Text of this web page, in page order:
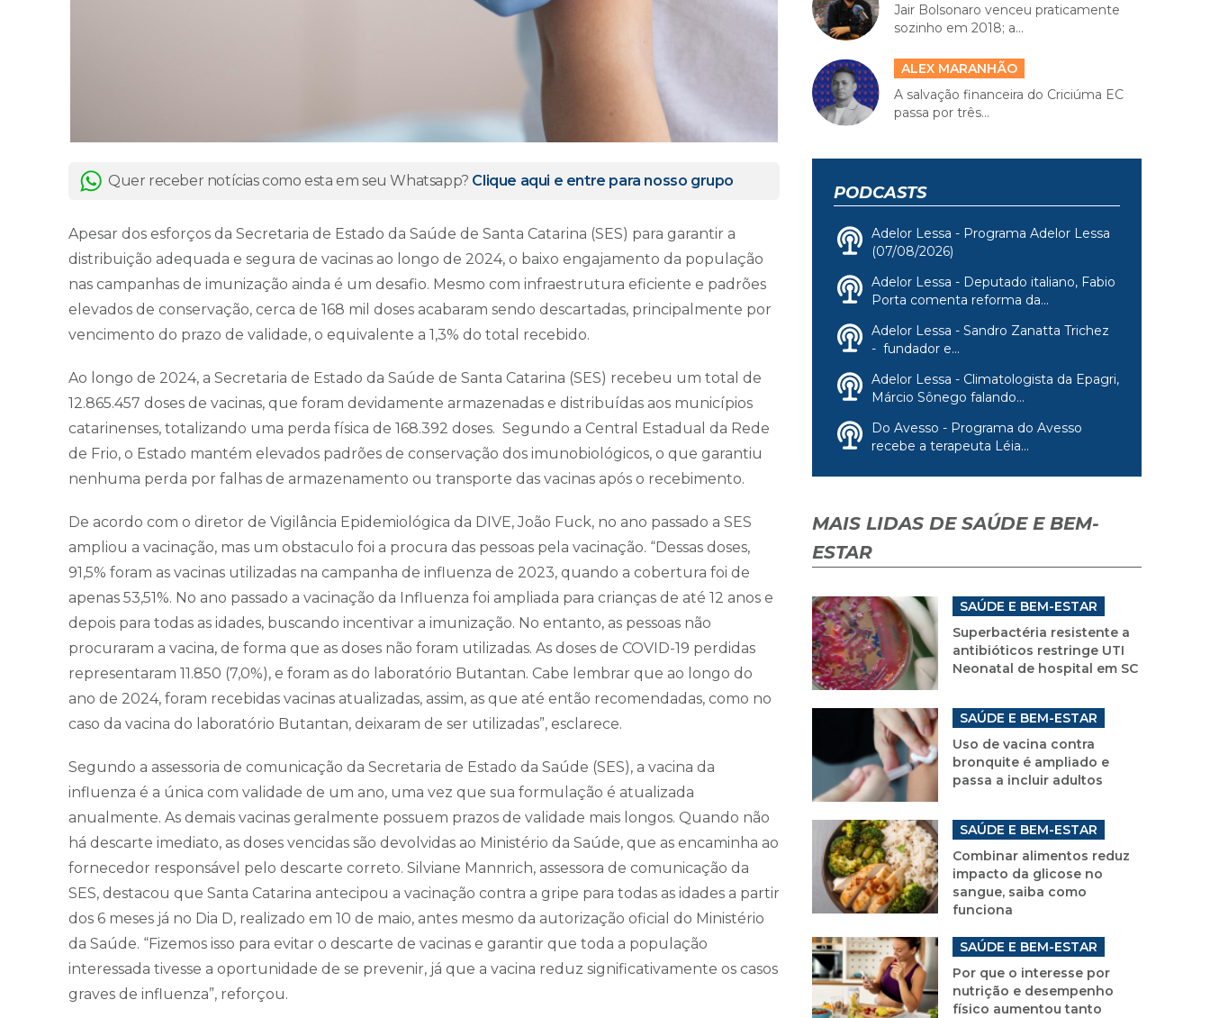
Quer receber notícias como esta em seu Whatsapp? Clique aqui e entre para nosso grupo
Apesar dos esforços da Secretaria de Estado da Saúde de Santa Catarina (SES) para garantir a
distribuição adequada e segura de vacinas ao longo de 2024, o baixo engajamento da população
nas campanhas de imunização ainda é um desafio. Mesmo com infraestrutura eficiente e padrões
elevados de conservação, cerca de 168 mil doses acabaram sendo descartadas, principalmente por
vencimento do prazo de validade, o equivalente a 1,3% do total recebido.
Ao longo de 2024, a Secretaria de Estado da Saúde de Santa Catarina (SES) recebeu um total de
12.865.457 doses de vacinas, que foram devidamente armazenadas e distribuídas aos municípios
catarinenses, totalizando uma perda física de 168.392 doses. Segundo a Central Estadual da Rede
de Frio, o Estado mantém elevados padrões de conservação dos imunobiológicos, o que garantiu
nenhuma perda por falhas de armazenamento ou transporte das vacinas após o recebimento.
De acordo com o diretor de Vigilância Epidemiológica da DIVE, João Fuck, no ano passado a SES
ampliou a vacinação, mas um obstaculo foi a procura das pessoas pela vacinação. “Dessas doses,
91,5% foram as vacinas utilizadas na campanha de influenza de 2023, quando a cobertura foi de
apenas 53,51%. No ano passado a vacinação da Influenza foi ampliada para crianças de até 12 anos e
depois para todas as idades, buscando incentivar a imunização. No entanto, as pessoas não
procuraram a vacina, de forma que as doses não foram utilizadas. As doses de COVID-19 perdidas
representaram 11.850 (7,0%), e foram as do laboratório Butantan. Cabe lembrar que ao longo do
ano de 2024, foram recebidas vacinas atualizadas, assim, as que até então recomendadas, como no
caso da vacina do laboratório Butantan, deixaram de ser utilizadas”, esclarece.
Segundo a assessoria de comunicação da Secretaria de Estado da Saúde (SES), a vacina da
influenza é a única com validade de um ano, uma vez que sua formulação é atualizada
anualmente. As demais vacinas geralmente possuem prazos de validade mais longos. Quando não
há descarte imediato, as doses vencidas são devolvidas ao Ministério da Saúde, que as encaminha ao
fornecedor responsável pelo descarte correto. Silviane Mannrich, assessora de comunicação da
SES, destacou que Santa Catarina antecipou a vacinação contra a gripe para todas as idades a partir
dos 6 meses já no Dia D, realizado em 10 de maio, antes mesmo da autorização oficial do Ministério
da Saúde. “Fizemos isso para evitar o descarte de vacinas e garantir que toda a população
interessada tivesse a oportunidade de se prevenir, já que a vacina reduz significativamente os casos
graves de influenza”, reforçou.
Jair Bolsonaro venceu praticamente
sozinho em 2018; a...
ALEX MARANHÃO
A salvação financeira do Criciúma EC
passa por três...
PODCASTS
Adelor Lessa - Programa Adelor Lessa
(07/08/2026)
Adelor Lessa - Deputado italiano, Fabio
Porta comenta reforma da...
Adelor Lessa - Sandro Zanatta Trichez
- fundador e...
Adelor Lessa - Climatologista da Epagri,
Márcio Sônego falando...
Do Avesso - Programa do Avesso
recebe a terapeuta Léia...
MAIS LIDAS DE SAÚDE E BEM-
ESTAR
SAÚDE E BEM-ESTAR
Superbactéria resistente a
antibióticos restringe UTI
Neonatal de hospital em SC
SAÚDE E BEM-ESTAR
Uso de vacina contra
bronquite é ampliado e
passa a incluir adultos
SAÚDE E BEM-ESTAR
Combinar alimentos reduz
impacto da glicose no
sangue, saiba como
funciona
SAÚDE E BEM-ESTAR
Por que o interesse por
nutrição e desempenho
físico aumentou tanto